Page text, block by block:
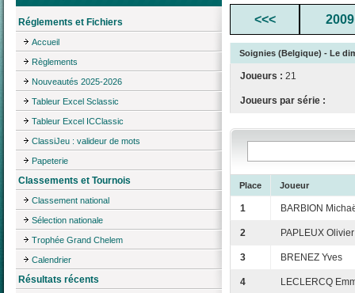
Réglements et Fichiers
Accueil
Règlements
Nouveautés 2025-2026
Tableur Excel Sclassic
Tableur Excel ICClassic
ClassiJeu : valideur de mots
Papeterie
Classements et Tournois
Classement national
Sélection nationale
Trophée Grand Chelem
Calendrier
Résultats récents
<<< 2009
Soignies (Belgique) - Le
Joueurs : 21
Joueurs par série :
Place Joueur
1 BARBION
2 PAPLEUX Olivier
3 BRENEZ Yves
4 LECLERCQ